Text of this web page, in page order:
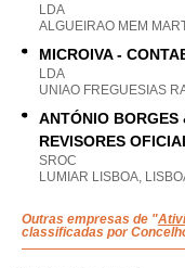
LDA
ALGUEIRAO MEM
MICROIVA -
LDA
UNIAO FREGUESIAS
ANTÓNIO BORGES
REVISORES
SROC
LUMIAR LISBOA,
Outras empresas de "
classificadas por